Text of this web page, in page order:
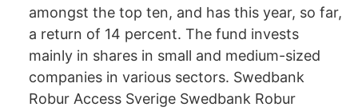
amongst the top ten, and has this year, so far,
a return of 14 percent. The fund invests
mainly in shares in small and medium-sized
companies in various sectors. Swedbank
Robur Access Sverige Swedbank Robur